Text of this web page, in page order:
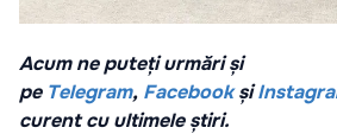
Acum ne puteți urmări și
pe Telegram, Facebook și
curent cu ultimele știri.